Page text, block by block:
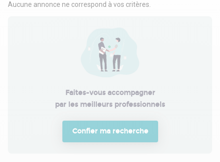
Aucune annonce ne correspond à vos critères.
Faites-vous accompagner
par les meilleurs professionnels
Confier ma recherche